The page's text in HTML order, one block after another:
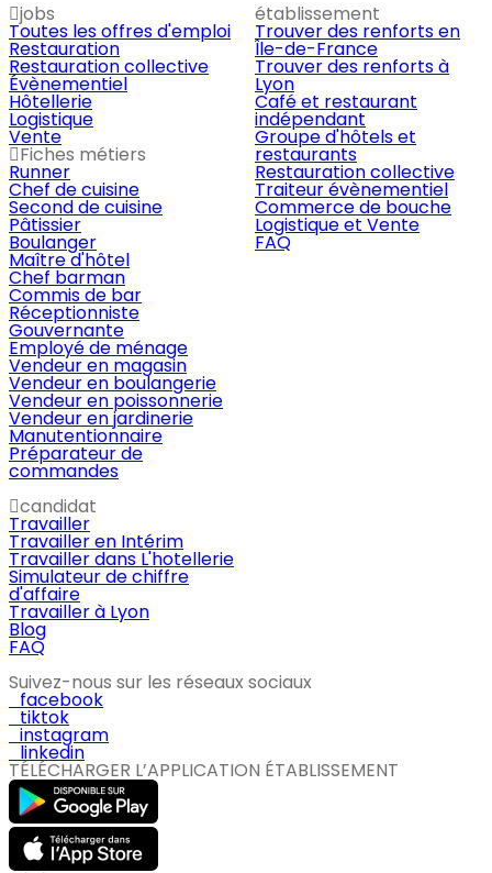
jobs
Toutes les offres d'emploi
Restauration
Restauration collective
Évènementiel
Hôtellerie
Logistique
Vente
Fiches métiers
Runner
Chef de cuisine
Second de cuisine
Pâtissier
Boulanger
Maître d'hôtel
Chef barman
Commis de bar
Réceptionniste
Gouvernante
Employé de ménage
Vendeur en magasin
Vendeur en boulangerie
Vendeur en poissonnerie
Vendeur en jardinerie
Manutentionnaire
Préparateur de
commandes
établissement
Trouver des renforts en
Île-de-France
Trouver des renforts à
Lyon
Café et restaurant
indépendant
Groupe d'hôtels et
restaurants
Restauration collective
Traiteur évènementiel
Commerce de bouche
Logistique et Vente
FAQ
candidat
Travailler
Travailler en Intérim
Travailler dans L'hotellerie
Simulateur de chiffre
d'affaire
Travailler à Lyon
Blog
FAQ
Suivez-nous sur les réseaux sociaux
facebook
tiktok
instagram
linkedin
TÉLÉCHARGER L’APPLICATION ÉTABLISSEMENT